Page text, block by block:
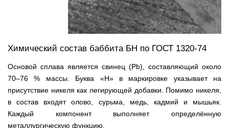
Химический состав баббита БН по ГОСТ 1320-74
Основой сплава является свинец (Pb), составляющий около
70–76 % массы. Буква «Н» в маркировке указывает на
присутствие никеля как легирующей добавки. Помимо никеля,
в состав входят олово, сурьма, медь, кадмий и мышьяк.
Каждый компонент выполняет определённую
металлургическую функцию.